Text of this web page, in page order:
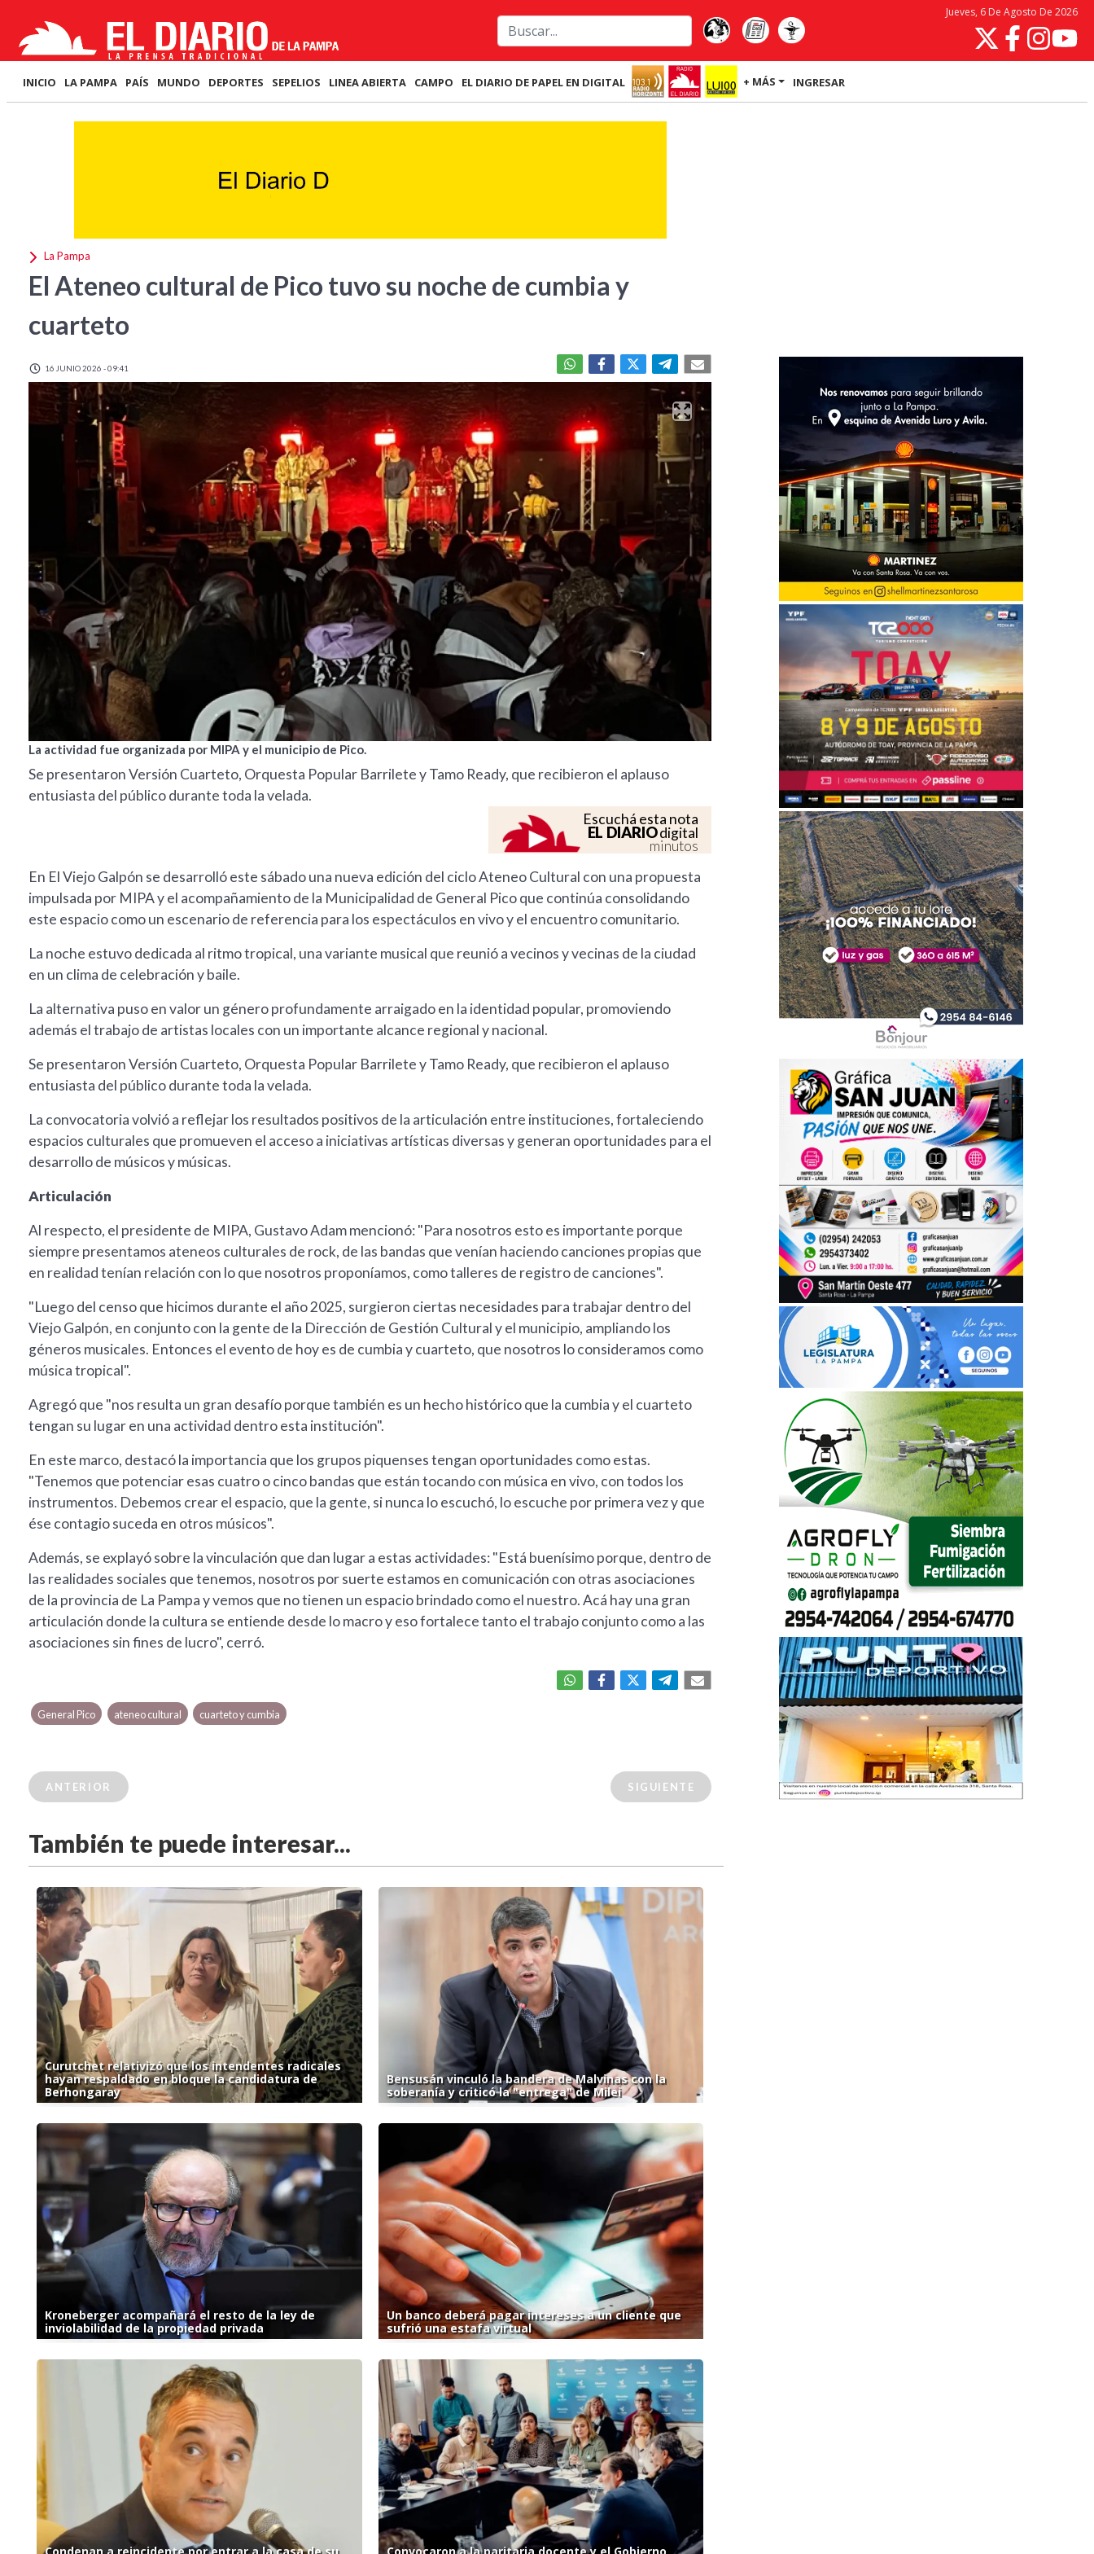
Jueves, 6 De Agosto De 2026
INICIO LA PAMPA PAÍS MUNDO DEPORTES SEPELIOS LINEA ABIERTA CAMPO EL DIARIO DE PAPEL EN DIGITAL + MÁS INGRESAR
La Pampa
El Ateneo cultural de Pico tuvo su noche de cumbia y
cuarteto
16 JUNIO 2026 - 09:41
La actividad fue organizada por MIPA y el municipio de Pico.
Se presentaron Versión Cuarteto, Orquesta Popular Barrilete y Tamo Ready, que recibieron el aplauso
entusiasta del público durante toda la velada.
Escuchá esta nota
EL DIARIOdigital
minutos
En El Viejo Galpón se desarrolló este sábado una nueva edición del ciclo Ateneo Cultural con una propuesta
impulsada por MIPA y el acompañamiento de la Municipalidad de General Pico que continúa consolidando
este espacio como un escenario de referencia para los espectáculos en vivo y el encuentro comunitario.
La noche estuvo dedicada al ritmo tropical, una variante musical que reunió a vecinos y vecinas de la ciudad
en un clima de celebración y baile.
La alternativa puso en valor un género profundamente arraigado en la identidad popular, promoviendo
además el trabajo de artistas locales con un importante alcance regional y nacional.
Se presentaron Versión Cuarteto, Orquesta Popular Barrilete y Tamo Ready, que recibieron el aplauso
entusiasta del público durante toda la velada.
La convocatoria volvió a reflejar los resultados positivos de la articulación entre instituciones, fortaleciendo
espacios culturales que promueven el acceso a iniciativas artísticas diversas y generan oportunidades para el
desarrollo de músicos y músicas.
Articulación
Al respecto, el presidente de MIPA, Gustavo Adam mencionó: "Para nosotros esto es importante porque
siempre presentamos ateneos culturales de rock, de las bandas que venían haciendo canciones propias que
en realidad tenían relación con lo que nosotros proponíamos, como talleres de registro de canciones".
"Luego del censo que hicimos durante el año 2025, surgieron ciertas necesidades para trabajar dentro del
Viejo Galpón, en conjunto con la gente de la Dirección de Gestión Cultural y el municipio, ampliando los
géneros musicales. Entonces el evento de hoy es de cumbia y cuarteto, que nosotros lo consideramos como
música tropical".
Agregó que "nos resulta un gran desafío porque también es un hecho histórico que la cumbia y el cuarteto
tengan su lugar en una actividad dentro esta institución".
En este marco, destacó la importancia que los grupos piquenses tengan oportunidades como estas.
"Tenemos que potenciar esas cuatro o cinco bandas que están tocando con música en vivo, con todos los
instrumentos. Debemos crear el espacio, que la gente, si nunca lo escuchó, lo escuche por primera vez y que
ése contagio suceda en otros músicos".
Además, se explayó sobre la vinculación que dan lugar a estas actividades: "Está buenísimo porque, dentro de
las realidades sociales que tenemos, nosotros por suerte estamos en comunicación con otras asociaciones
de la provincia de La Pampa y vemos que no tienen un espacio brindado como el nuestro. Acá hay una gran
articulación donde la cultura se entiende desde lo macro y eso fortalece tanto el trabajo conjunto como a las
asociaciones sin fines de lucro", cerró.
General Pico ateneo cultural cuarteto y cumbia
ANTERIOR SIGUIENTE
También te puede interesar...
Curutchet relativizó que los intendentes radicales
hayan respaldado en bloque la candidatura de
Berhongaray
Bensusán vinculó la bandera de Malvinas con la
soberanía y criticó la "entrega" de Milei
Kroneberger acompañará el resto de la ley de
inviolabilidad de la propiedad privada
Un banco deberá pagar intereses a un cliente que
sufrió una estafa virtual